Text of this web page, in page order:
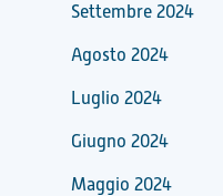
Settembre 2024
Agosto 2024
Luglio 2024
Giugno 2024
Maggio 2024